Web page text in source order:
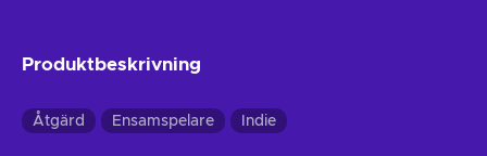
Produktbeskrivning
Åtgärd Ensamspelare Indie